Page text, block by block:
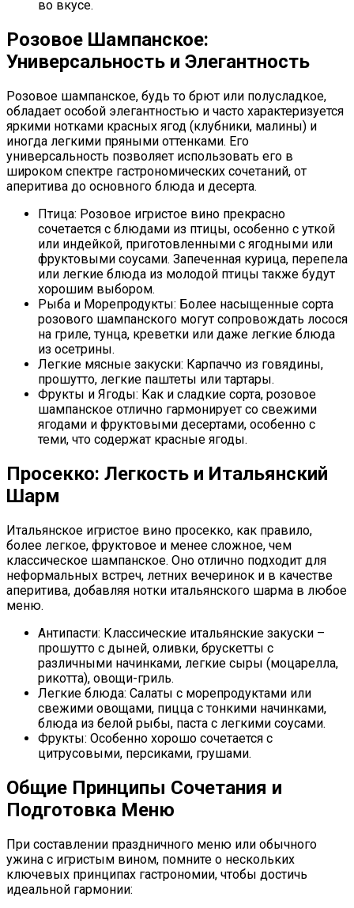
во вкусе.
Розовое Шампанское:
Универсальность и Элегантность
Розовое шампанское, будь то брют или полусладкое,
обладает особой элегантностью и часто характеризуется
яркими нотками красных ягод (клубники, малины) и
иногда легкими пряными оттенками. Его
универсальность позволяет использовать его в
широком спектре гастрономических сочетаний, от
аперитива до основного блюда и десерта.
Птица: Розовое игристое вино прекрасно
сочетается с блюдами из птицы, особенно с уткой
или индейкой, приготовленными с ягодными или
фруктовыми соусами. Запеченная курица, перепела
или легкие блюда из молодой птицы также будут
хорошим выбором.
Рыба и Морепродукты: Более насыщенные сорта
розового шампанского могут сопровождать лосося
на гриле, тунца, креветки или даже легкие блюда
из осетрины.
Легкие мясные закуски: Карпаччо из говядины,
прошутто, легкие паштеты или тартары.
Фрукты и Ягоды: Как и сладкие сорта, розовое
шампанское отлично гармонирует со свежими
ягодами и фруктовыми десертами, особенно с
теми, что содержат красные ягоды.
Просекко: Легкость и Итальянский
Шарм
Итальянское игристое вино просекко, как правило,
более легкое, фруктовое и менее сложное, чем
классическое шампанское. Оно отлично подходит для
неформальных встреч, летних вечеринок и в качестве
аперитива, добавляя нотки итальянского шарма в любое
меню.
Антипасти: Классические итальянские закуски –
прошутто с дыней, оливки, брускетты с
различными начинками, легкие сыры (моцарелла,
рикотта), овощи-гриль.
Легкие блюда: Салаты с морепродуктами или
свежими овощами, пицца с тонкими начинками,
блюда из белой рыбы, паста с легкими соусами.
Фрукты: Особенно хорошо сочетается с
цитрусовыми, персиками, грушами.
Общие Принципы Сочетания и
Подготовка Меню
При составлении праздничного меню или обычного
ужина с игристым вином, помните о нескольких
ключевых принципах гастрономии, чтобы достичь
идеальной гармонии: